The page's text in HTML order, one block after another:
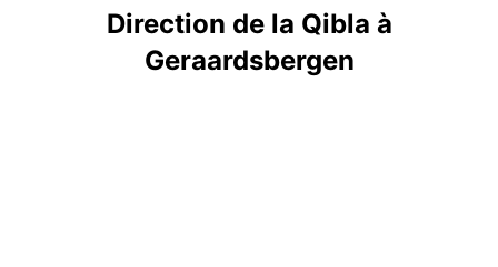
Direction de la Qibla à
Geraardsbergen